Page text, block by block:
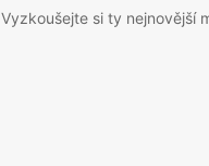
Vyzkoušejte si ty nejnovější